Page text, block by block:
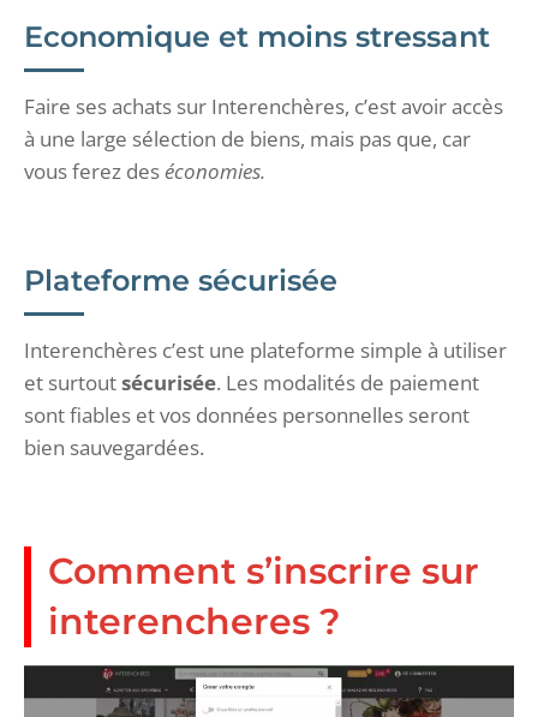
Economique et moins stressant
Faire ses achats sur Interenchères, c’est avoir accès
à une large sélection de biens, mais pas que, car
vous ferez des économies.
Plateforme sécurisée
Interenchères c’est une plateforme simple à utiliser
et surtoutsécurisée. Les modalités de paiement
sont fiables et vos données personnelles seront
bien sauvegardées.
Comment s’inscrire sur
interencheres ?